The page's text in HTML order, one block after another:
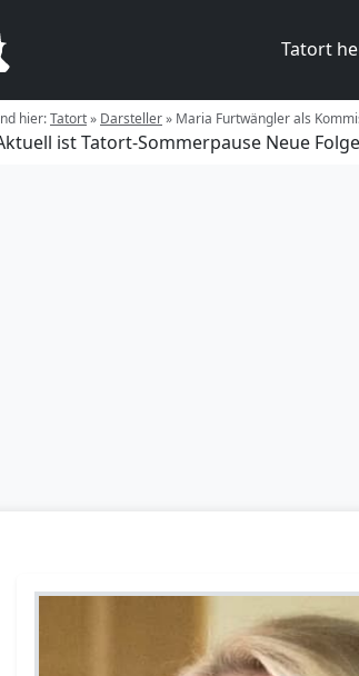
Tatort
hier:Tatort» Darsteller» Maria Furtwängler als
ist Tatort-Sommerpause Neue